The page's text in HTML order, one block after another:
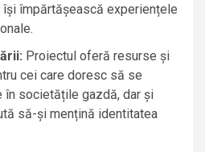
împărtășească experiențele
Proiectul oferă resurse și
cei care doresc să se
în societățile gazdă, dar și
să-și mențină identitatea